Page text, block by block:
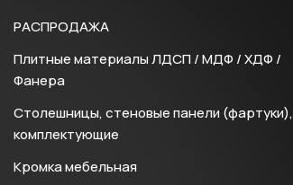
РАСПРОДАЖА
Плитные материалы ЛДСП / МДФ / ХДФ /
Фанера
Столешницы, стеновые панели (фартуки),
комплектующие
Кромка мебельная